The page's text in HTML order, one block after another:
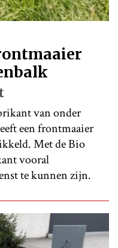
van onder
een frontmaaier
Met de Bio
vooral
te kunnen zijn.